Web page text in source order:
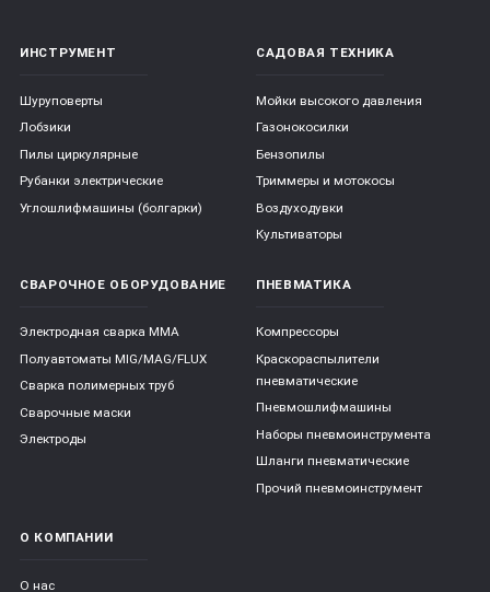
ИНСТРУМЕНТ
Шуруповерты
Лобзики
Пилы циркулярные
Рубанки электрические
Углошлифмашины (болгарки)
САДОВАЯ ТЕХНИКА
Мойки высокого давления
Газонокосилки
Бензопилы
Триммеры и мотокосы
Воздуходувки
Культиваторы
СВАРОЧНОЕ ОБОРУДОВАНИЕ
Электродная сварка ММА
Полуавтоматы MIG/MAG/FLUX
Сварка полимерных труб
Сварочные маски
Электроды
ПНЕВМАТИКА
Компрессоры
Краскораспылители
пневматические
Пневмошлифмашины
Наборы пневмоинструмента
Шланги пневматические
Прочий пневмоинструмент
О КОМПАНИИ
О нас